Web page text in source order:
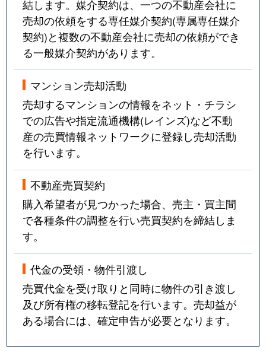
台原森林公園 3,600万円
台原
台原森林公園
2,800万円
台原
立町
3,000万円
大町西公園
立町
2,800万円
大町西公園
立町
立町
2,500万円
立町
3,000万円
勾当台公園
中央
中央
4,100万円
中央
2,200万円
仙台
結します。媒介契約は、一つの不動産会社に
売却の依頼をする専任媒介契約(専属専任媒介
契約)と複数の不動産会社に売却の依頼ができ
る一般媒介契約があります。
マンション売却活動
売却するマンションの情報をネット・チラシ
での広告や指定流通機構(レインズ)など不動
産の売買情報ネットワークに登録し売却活動
を行います。
不動産売買契約
購入希望者が見つかった場合、売主・買主間
で各種条件の調整を行い売買契約を締結しま
す。
代金の受領・物件引渡し
売買代金を受け取りと同時に物件の引き渡し
及び所有権の移転登記を行います。売却益が
ある場合には、確定申告が必要となります。